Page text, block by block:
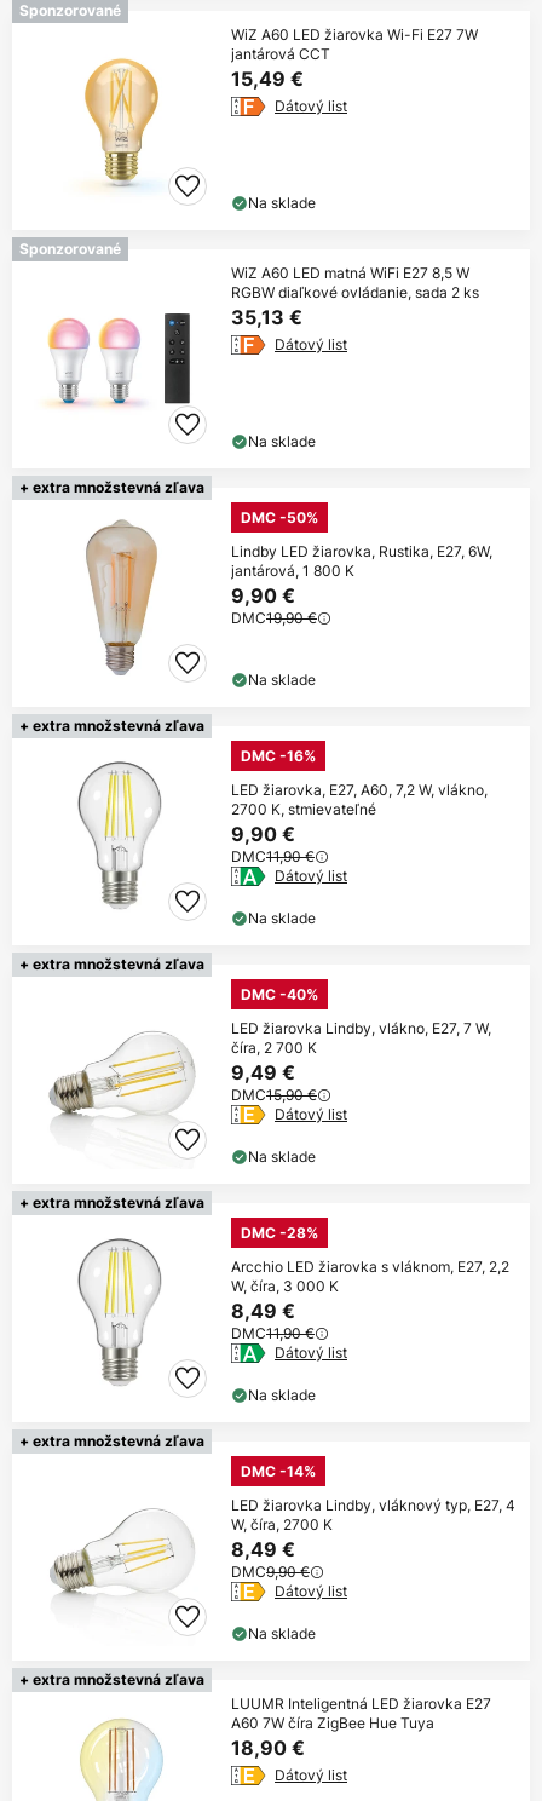
Sponzorované
WiZ A60 LED žiarovka Wi-Fi E27 7W
jantárová CCT
15,49 €
Dátový list
Na sklade
Sponzorované
WiZ A60 LED matná WiFi E27 8,5 W
RGBW diaľkové ovládanie, sada 2 ks
35,13 €
Dátový list
Na sklade
+ extra množstevná zľava
DMC -50%
Lindby LED žiarovka, Rustika, E27, 6W,
jantárová, 1 800 K
9,90 €
DMC19,90 €
Na sklade
+ extra množstevná zľava
DMC -16%
LED žiarovka, E27, A60, 7,2 W, vlákno,
2700 K, stmievateľné
9,90 €
DMC11,90 €
Dátový list
Na sklade
+ extra množstevná zľava
DMC -40%
LED žiarovka Lindby, vlákno, E27, 7 W,
číra, 2 700 K
9,49 €
DMC15,90 €
Dátový list
Na sklade
+ extra množstevná zľava
DMC -28%
Arcchio LED žiarovka s vláknom, E27, 2,2
W, číra, 3 000 K
8,49 €
DMC11,90 €
Dátový list
Na sklade
+ extra množstevná zľava
DMC -14%
LED žiarovka Lindby, vláknový typ, E27, 4
W, číra, 2700 K
8,49 €
DMC9,90 €
Dátový list
Na sklade
+ extra množstevná zľava
LUUMR Inteligentná LED žiarovka E27
A60 7W číra ZigBee Hue Tuya
18,90 €
Dátový list